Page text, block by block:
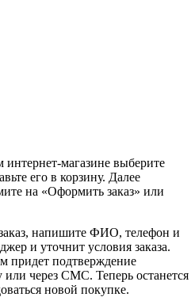
магазине выберите
его в корзину. Далее
на «Оформить заказ» или
напишите ФИО, телефон и
и уточнит условия заказа.
придет подтверждение
или через СМС. Теперь останется
новой покупке.